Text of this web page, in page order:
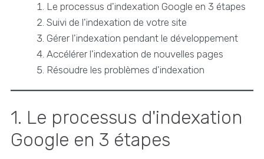
Le processus d'indexation Google en 3 étapes
Suivi de l'indexation de votre site
Gérer l'indexation pendant le développement
Accélérer l'indexation de nouvelles pages
Résoudre les problèmes d'indexation
1. Le processus d'indexation
Google en 3 étapes